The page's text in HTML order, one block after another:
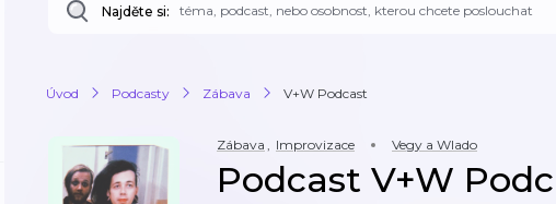
Najděte si:
Úvod Podcasty Zábava V+W Podcast
Zábava , Improvizace Vegy a Wlado
Podcast V+W